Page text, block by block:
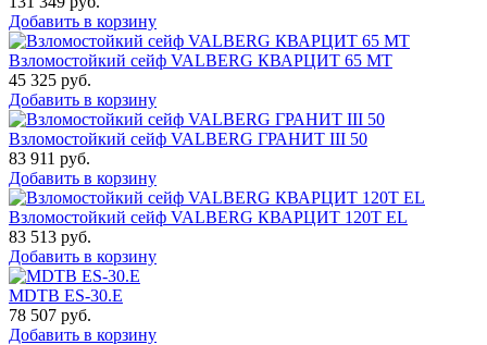
Добавить в корзину
Взломостойкий сейф VALBERG КВАРЦИТ 65 МТ
45 325 руб.
Добавить в корзину
Взломостойкий сейф VALBERG ГРАНИТ III 50
83 911 руб.
Добавить в корзину
Взломостойкий сейф VALBERG КВАРЦИТ 120Т EL
83 513 руб.
Добавить в корзину
MDTB ES-30.Е
78 507 руб.
Добавить в корзину